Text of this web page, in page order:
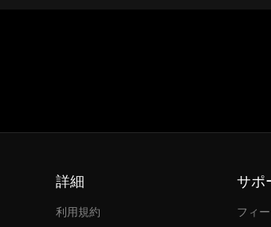
詳細
利用規約
サポ
フィ